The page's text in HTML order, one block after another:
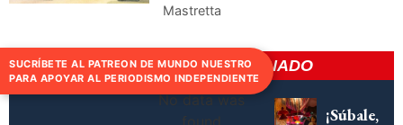
Mastretta
CONTENIDO RELACIONADO
No data was
found
¡Súbale,
SUCRÍBETE AL PATREON DE MUNDO NUESTRO
PARA APOYAR AL PERIODISMO INDEPENDIENTE